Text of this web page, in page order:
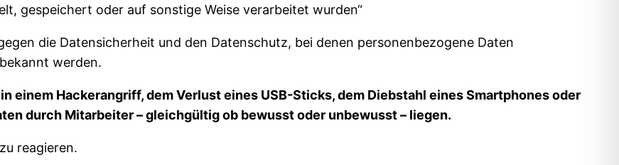
gespeichert oder auf sonstige Weise verarbeitet wurden“
die Datensicherheit und den Datenschutz, bei denen personenbezogene Daten
werden.
einem Hackerangriff, dem Verlust eines USB-Sticks, dem Diebstahl eines Smartphones oder
durch Mitarbeiter – gleichgültig ob bewusst oder unbewusst – liegen.
reagieren.